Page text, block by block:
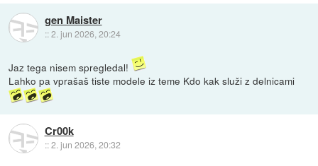
gen Maister
::2. jun 2026, 20:24
Jaz tega nisem spregledal!
Lahko pa vprašaš tiste modele iz teme Kdo kak služi z delnicami
Cr00k
::2. jun 2026, 20:32